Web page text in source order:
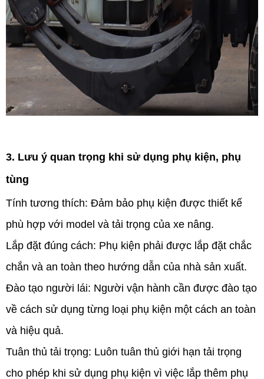
3. Lưu ý quan trọng khi sử dụng phụ kiện, phụ
tùng
Tính tương thích: Đảm bảo phụ kiện được thiết kế
phù hợp với model và tải trọng của xe nâng.
Lắp đặt đúng cách: Phụ kiện phải được lắp đặt chắc
chắn và an toàn theo hướng dẫn của nhà sản xuất.
Đào tạo người lái: Người vận hành cần được đào tạo
về cách sử dụng từng loại phụ kiện một cách an toàn
và hiệu quả.
Tuân thủ tải trọng: Luôn tuân thủ giới hạn tải trọng
cho phép khi sử dụng phụ kiện vì việc lắp thêm phụ